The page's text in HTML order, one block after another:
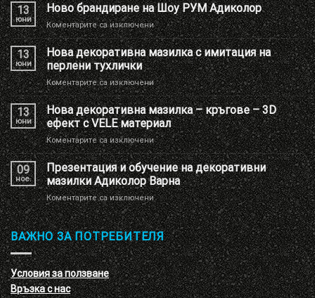
13
юни
Ново брандиране на Шоу РУМ Адиколор
Коментарите са изключениза
Ново
брандиране
на
Шоу
РУМ
Адиколор
13
юни
Нова декоративна мазилка с имитация на
перлени тухлички
Коментарите са изключениза
Нова
декоративна
мазилка
с
имитация
на
перлени
тухлички
13
юни
Нова декоративна мазилка – кръгове – 3D
ефект с VELE материал
Коментарите са изключениза
Нова
декоративна
мазилка
–
кръгове
–
3D
ефект
с
VELE
материал
09
ное.
Презентация и обучение на декоративни
мазилки Адиколор Варна
Коментарите са изключениза
Презентация
и
обучение
на
декоративни
мазилки
Адиколор
Варна
ВАЖНО ЗА ПОТРЕБИТЕЛЯ
Условия за ползване
Връзка с нас